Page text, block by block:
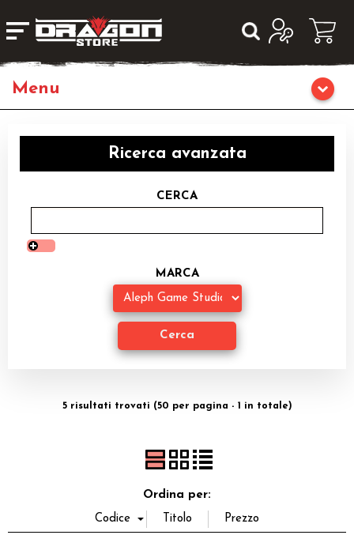
Giochi di Ruolo
Librigame
Fumetti & Romanzi
Giochi di Carte Collezionabili
Accessori
Ricerca avanzata
CERCA
MARCA
5 risultati trovati (50 per pagina - 1 in totale)
Ordina per: